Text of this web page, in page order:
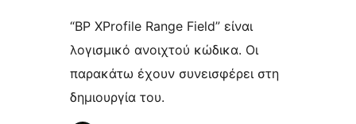
“BP XProfile Range Field” είναι
λογισμικό ανοιχτού κώδικα. Οι
παρακάτω έχουν συνεισφέρει στη
δημιουργία του.